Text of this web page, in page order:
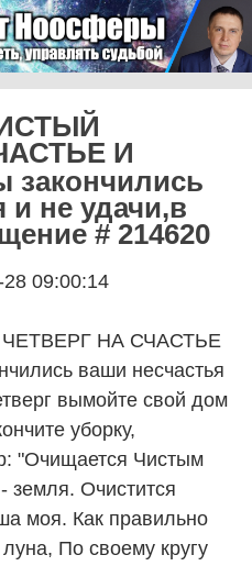
И
закончились
и не удачи,в
# 214620
09:00:14
НА СЧАСТЬЕ
ваши несчастья
вымойте свой дом
уборку,
"Очищается Чистым
земля. Очистится
моя. Как правильно
По своему кругу